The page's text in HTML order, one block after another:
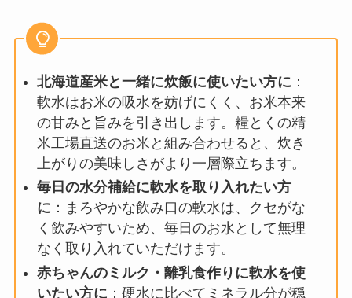
北海道産米と一緒に炊飯に使いたい方に ：
軟水はお米の吸水を妨げにくく、お米本来
の甘みと旨みを引き出します。糧とくの精
米工場直送のお米と組み合わせると、炊き
上がりの美味しさがより一層際立ちます。
毎日の水分補給に軟水を取り入れたい方
に ：まろやかな飲み口の軟水は、クセがな
く飲みやすいため、毎日のお水として無理
なく取り入れていただけます。
赤ちゃんのミルク・離乳食作りに軟水を使
いたい方に ：硬水に比べてミネラル分が穏